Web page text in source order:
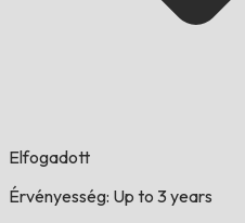
Elfogadott
Érvényesség: Up to 3 years